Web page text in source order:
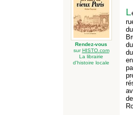
Rendez-vous
surHISTO.com
La librairie
d'histoire locale
L